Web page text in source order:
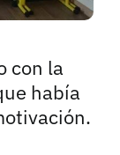
con la
había